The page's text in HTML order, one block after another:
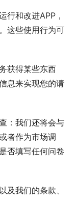
行和改进APP，
这些使用行为可
获得某些东西
息来实现您的请
：我们还将会与
者作为市场调
否填写任何问卷
及我们的条款、